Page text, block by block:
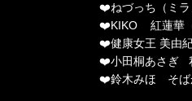
❤️ねづっち（ミラ
❤️KIKO 紅蓮華（
❤️健康女王 美由
❤️小田桐あさぎ
❤️鈴木みほ そば